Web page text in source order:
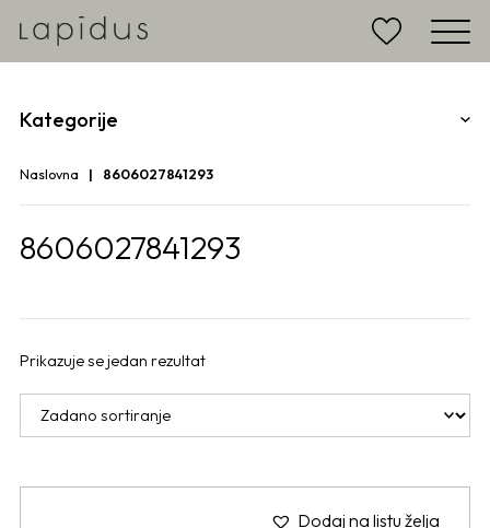
Kategorije
Naslovna 8606027841293
8606027841293
Prikazuje se jedan rezultat
Dodaj na listu želja